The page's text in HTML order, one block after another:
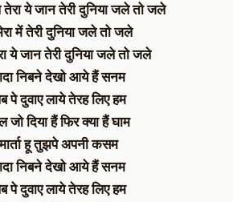
तेरा ये जान तेरी दुनिया जले तो जले
में तेरी दुनिया जले तो जले
ये जान तेरी दुनिया जले तो जले
निबने देखो आये हैं सनम
पे दुवाए लाये तेरह लिए हम
जो दिया हैं फिर क्या हैं घाम
मार्ता हू तुझपे अपनी कसम
निबने देखो आये हैं सनम
पे दुवाए लाये तेरह लिए हम